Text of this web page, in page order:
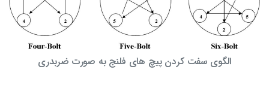
الگوی سفت کردن پیچ های فلنج به صورت ضربدری